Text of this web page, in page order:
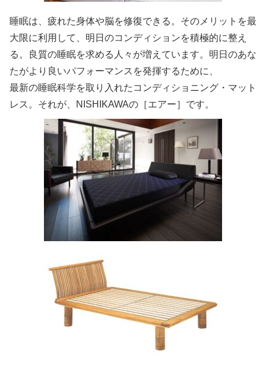
睡眠は、疲れた身体や脳を修復できる。そのメリットを最
大限に利用して、明日のコンディションを積極的に整え
る。良質の睡眠を求める人々が増えています。明日のあな
たがより良いパフォーマンスを発揮するために、
最新の睡眠科学を取り入れたコンディショニング・マット
レス。それが、NISHIKAWAの［エアー］です。